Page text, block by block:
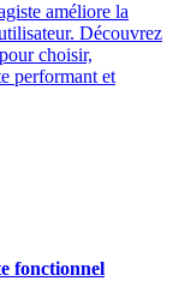
améliore la
Découvrez
choisir,
performant et
fonctionnel